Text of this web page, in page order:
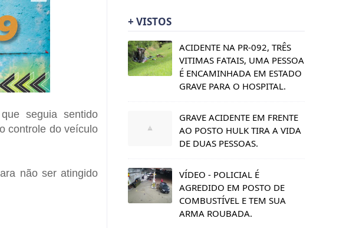
seguia sentido
controle do veículo
não ser atingido
+ VISTOS
ACIDENTE NA PR-092, TRÊS
VITIMAS FATAIS, UMA PESSOA
É ENCAMINHADA EM ESTADO
GRAVE PARA O HOSPITAL.
GRAVE ACIDENTE EM FRENTE
AO POSTO HULK TIRA A VIDA
DE DUAS PESSOAS.
VÍDEO - POLICIAL É
AGREDIDO EM POSTO DE
COMBUSTÍVEL E TEM SUA
ARMA ROUBADA.